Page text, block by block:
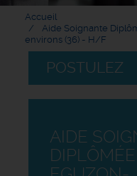
Accueil
Aide Soignante
environs (36) - H/F
POSTULEZ
AIDE